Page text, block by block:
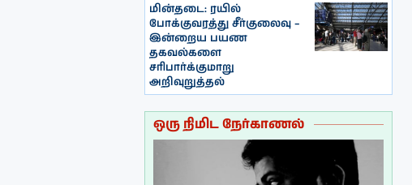
மின்தடை: ரயில்
போக்குவரத்து சீர்குலைவு –
இன்றைய பயண
தகவல்களை
சரிபார்க்குமாறு
அறிவுறுத்தல்
ஒரு நிமிட நேர்காணல்